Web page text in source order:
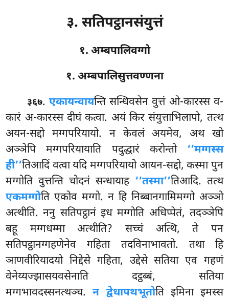
३. सतिपट्ठानसंयुत्तं
१. अम्बपालिवग्गो
१. अम्बपालिसुत्तवण्णना
३६७.एकायन्वायन्तिसन्धिवसेन वुत्तं ओ-कारस्स व-
कारं अ-कारस्स दीघं कत्वा. अयं किर संयुत्ताभिलापो, तत्थ
अयन-सद्दो मग्गपरियायो. न केवलं अयमेव, अथ खो
अञ्ञेपि मग्गपरियायाति पदुद्धारं करोन्तो ‘‘मग्गस्स
ही’’तिआदिं वत्वा यदि मग्गपरियायो आयन-सद्दो, कस्मा पुन
मग्गोति वुत्तन्ति चोदनं सन्धायाह ‘‘तस्मा’’तिआदि. तत्थ
एकमग्गोति एकोव मग्गो. न हि निब्बानगामिमग्गो अञ्ञो
अत्थीति. ननु सतिपट्ठानं इध मग्गोति अधिप्पेतं, तदञ्ञेपि
बहू मग्गधम्मा अत्थीति? सच्चं अत्थि, ते पन
सतिपट्ठानग्गहणेनेव गहिता तदविनाभावतो. तथा हि
ञाणवीरियादयो निद्देसे गहिता, उद्देसे सतिया एव गहणं
वेनेय्यज्झासयवसेनाति दट्ठब्बं, सतिया
मग्गभावदस्सनत्थञ्च.न द्वेधापथभूतोति इमिना इमस्स